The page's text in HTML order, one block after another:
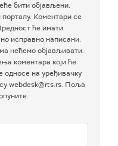
бити објављени.
Коментари се
ће имати
исправно написани.
нећемо објављивати.
коментара који ће
односе на уређивачку
webdesk@rts.rs. Поља